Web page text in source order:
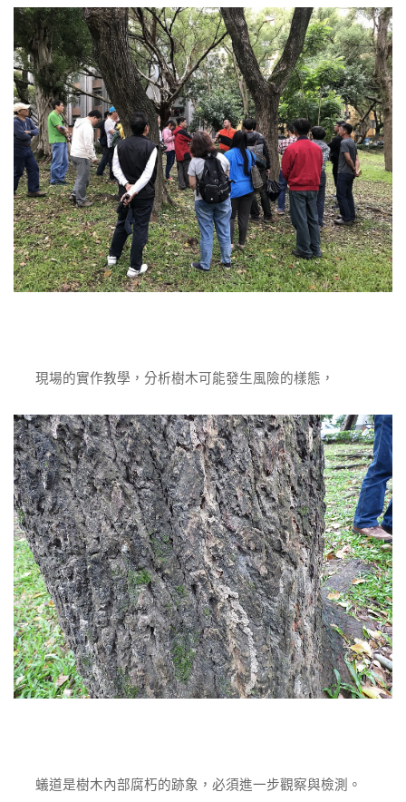
現場的實作教學，分析樹木可能發生風險的樣態，
蟻道是樹木內部腐朽的跡象，必須進一步觀察與檢測。